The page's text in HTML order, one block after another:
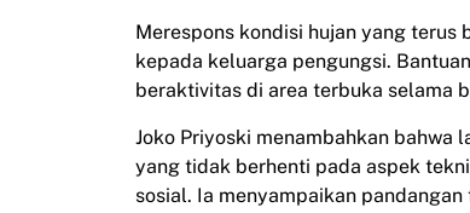
Merespons kondisi hujan yang terus
kepada keluarga pengungsi.
beraktivitas di area terbuka selama
Joko Priyoski menambahkan bahwa
yang tidak berhenti pada aspek
sosial. Ia menyampaikan